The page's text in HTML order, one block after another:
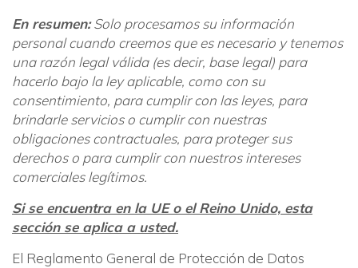
En resumen:Solo procesamos su información
personal cuando creemos que es necesario y tenemos
una razón legal válida (es decir, base legal) para
hacerlo bajo la ley aplicable, como con su
consentimiento, para cumplir con las leyes, para
brindarle servicios o cumplir con nuestras
obligaciones contractuales, para proteger sus
derechos o para cumplir con nuestros intereses
comerciales legítimos.
Si se encuentra en la UE o el Reino Unido, esta
sección se aplica a usted.
El Reglamento General de Protección de Datos